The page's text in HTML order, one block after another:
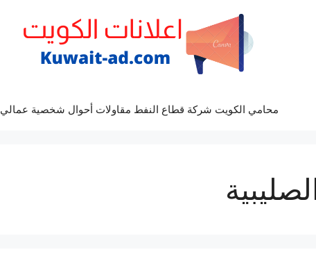
محامي الكويت شركة قطاع النفط مقاولات أحوال شخصية عمالي